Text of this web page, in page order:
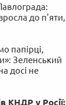
до п'яти,
папірці,
Зеленський
досі не
КНДР у Росії: